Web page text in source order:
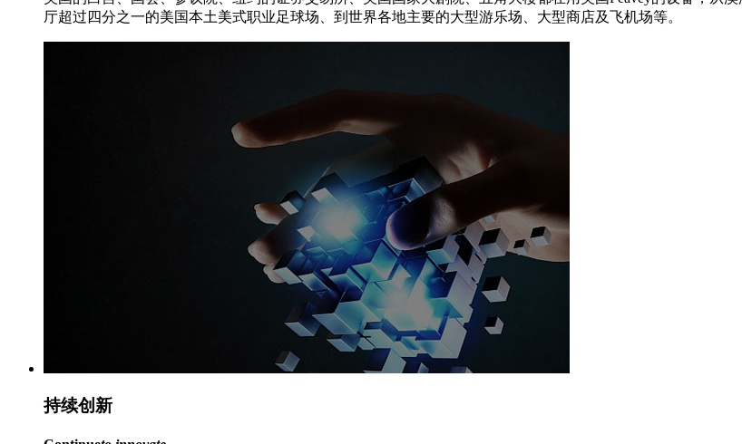
厅超过四分之一的美国本土美式职业足球场、到世界各地主要的大型游乐场、大型商店及飞机场等。
持续创新